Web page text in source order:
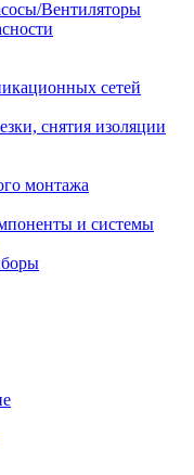
Вентиляторы
сетей
снятия изоляции
монтажа
и системы